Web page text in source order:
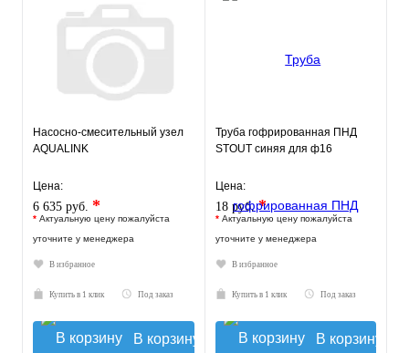
Насосно-смесительный узел
AQUALINK
Цена:
6 635 руб. *
* Актуальную цену пожалуйста
уточните у менеджера
В избранное
Купить в 1 клик Под заказ
В корзину
Труба гофрированная ПНД
STOUT синяя для ф16
Цена:
18 руб.*
* Актуальную цену пожалуйста
уточните у менеджера
В избранное
Купить в 1 клик Под заказ
В корзину